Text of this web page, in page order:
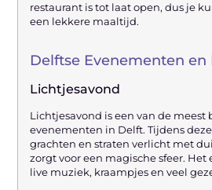
restaurant is tot laat open, dus je
een lekkere maaltijd.
Delftse Evenementen en
Lichtjesavond
Lichtjesavond is een van de meest
evenementen in Delft. Tijdens
grachten en straten verlicht met
zorgt voor een magische sfeer.
live muziek, kraampjes en veel